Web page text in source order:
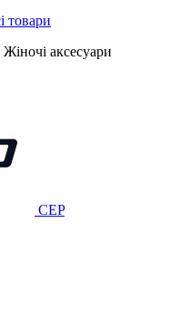
Жіночі аксесуари
CEP